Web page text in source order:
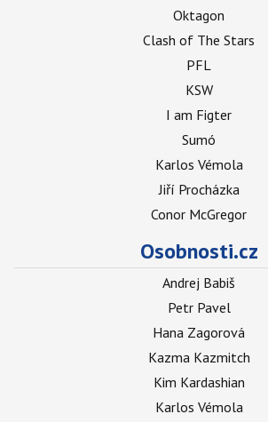
Oktagon
Clash of The Stars
PFL
KSW
I am Figter
Sumó
Karlos Vémola
Jiří Procházka
Conor McGregor
Osobnosti.cz
Andrej Babiš
Petr Pavel
Hana Zagorová
Kazma Kazmitch
Kim Kardashian
Karlos Vémola